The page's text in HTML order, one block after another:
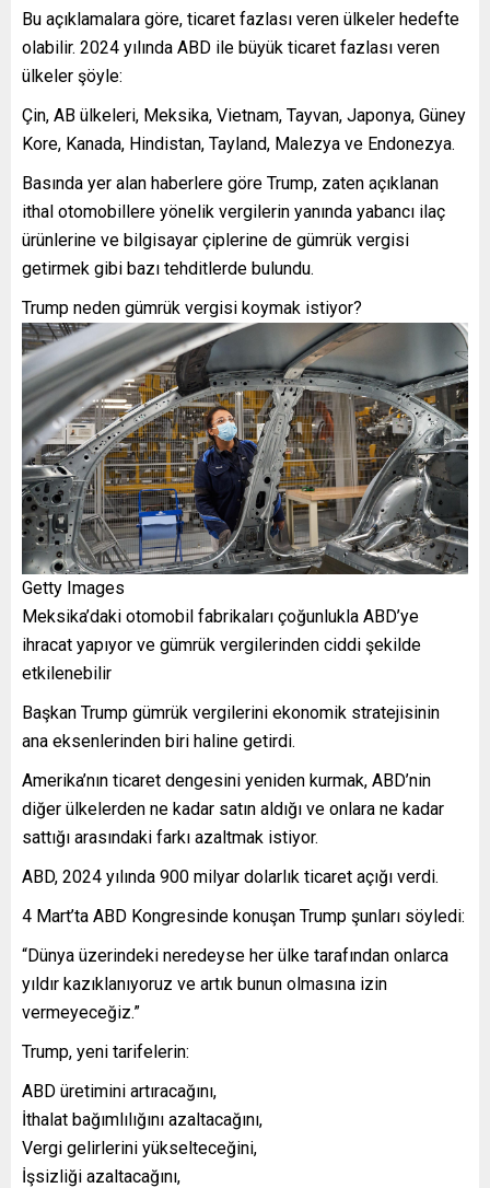
Bu açıklamalara göre, ticaret fazlası veren ülkeler hedefte
olabilir. 2024 yılında ABD ile büyük ticaret fazlası veren
ülkeler şöyle:
Çin, AB ülkeleri, Meksika, Vietnam, Tayvan, Japonya, Güney
Kore, Kanada, Hindistan, Tayland, Malezya ve Endonezya.
Basında yer alan haberlere göre Trump, zaten açıklanan
ithal otomobillere yönelik vergilerin yanında yabancı ilaç
ürünlerine ve bilgisayar çiplerine de gümrük vergisi
getirmek gibi bazı tehditlerde bulundu.
Trump neden gümrük vergisi koymak istiyor?
Getty Images
Meksika’daki otomobil fabrikaları çoğunlukla ABD’ye
ihracat yapıyor ve gümrük vergilerinden ciddi şekilde
etkilenebilir
Başkan Trump gümrük vergilerini ekonomik stratejisinin
ana eksenlerinden biri haline getirdi.
Amerika’nın ticaret dengesini yeniden kurmak, ABD’nin
diğer ülkelerden ne kadar satın aldığı ve onlara ne kadar
sattığı arasındaki farkı azaltmak istiyor.
ABD, 2024 yılında 900 milyar dolarlık ticaret açığı verdi.
4 Mart’ta ABD Kongresinde konuşan Trump şunları söyledi:
“Dünya üzerindeki neredeyse her ülke tarafından onlarca
yıldır kazıklanıyoruz ve artık bunun olmasına izin
vermeyeceğiz.”
Trump, yeni tarifelerin:
ABD üretimini artıracağını,
İthalat bağımlılığını azaltacağını,
Vergi gelirlerini yükselteceğini,
İşsizliği azaltacağını,